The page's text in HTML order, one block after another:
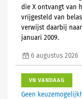
die X ontvangt van
vrijgesteld van
verwijst daarbij
januari 2009.
6 augustus 2026
VN VANDAAG
Geen